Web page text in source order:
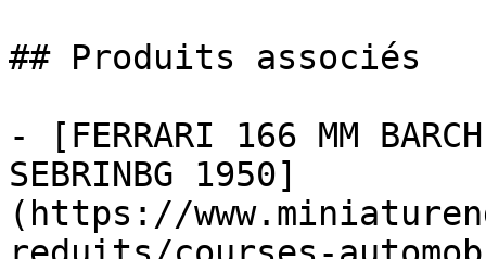
## Produits associés
- [FERRARI 166 MM
SEBRINBG 1950]
(https://